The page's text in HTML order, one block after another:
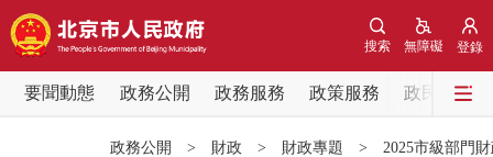
登錄
無障礙
搜索
要聞動態 政務公開 政務服務 政策服務
政民互動
政務公開 > 財政 > 財政專題 > 2025市級部門